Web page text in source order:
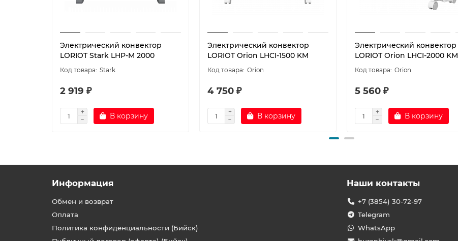
Электрический конвектор
LORIOT Stark LHP-M 2000
Stark
2 919 ₽
В корзину
Электрический конвектор
LORIOT Orion LHCI-1500 KM
Orion
4 750 ₽
В корзину
Электрический конвектор
LORIOT Orion LHCI-2000 KM
Orion
5 560 ₽
В корзину
Информация
Обмен и возврат
Оплата
Политика конфиденциальности (Бийск)
Наши контакты
+7 (3854) 30-72-97
Telegram
WhatsApp